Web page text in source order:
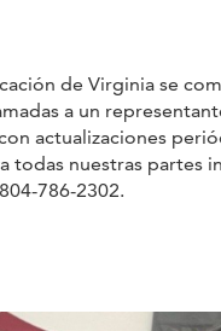
de Virginia se
a un
actualizaciones
nuestras partes
786-2302.